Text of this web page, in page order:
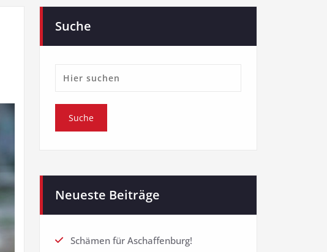
Suche
Neueste Beiträge
Schämen für Aschaffenburg!